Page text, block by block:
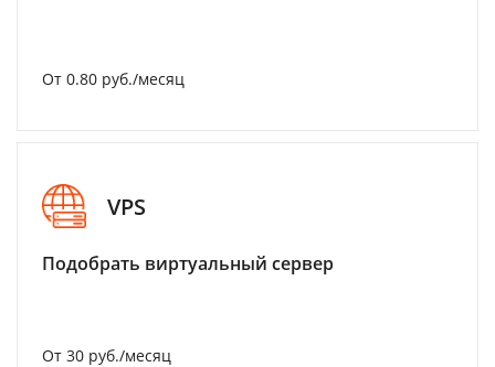
От 0.80 руб./месяц
VPS
Подобрать виртуальный сервер
От 30 руб./месяц